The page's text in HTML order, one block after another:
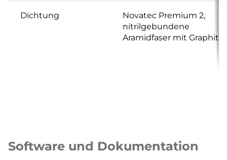
Dichtung
Novatec Premium 2,
nitrilgebundene
Aramidfaser mit Graphit
Software und Dokumentation